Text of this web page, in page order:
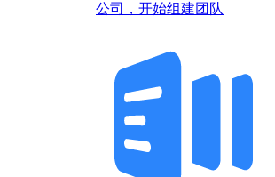
公司，开始组建团队